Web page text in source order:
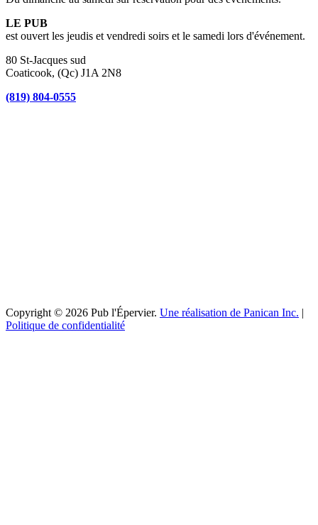
LE PUB
est ouvert les jeudis et vendredi soirs et le samedi lors d'événement.
80 St-Jacques sud
Coaticook, (Qc) J1A 2N8
(819) 804-0555
Copyright © 2026 Pub l'Épervier. Une réalisation de Panican Inc. |
Politique de confidentialité